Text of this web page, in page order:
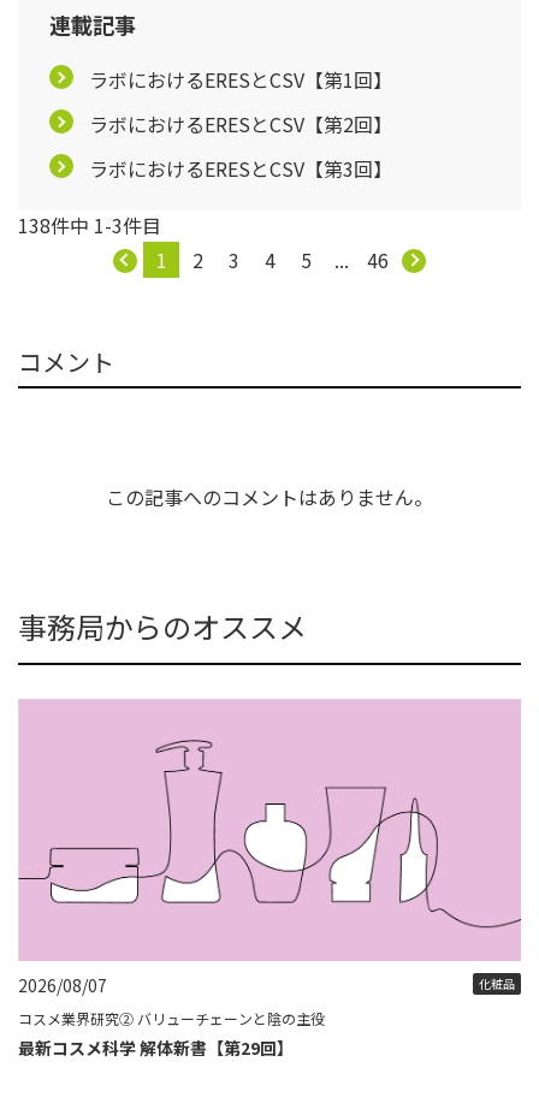
連載記事
ラボにおけるERESとCSV【第1回】
ラボにおけるERESとCSV【第2回】
ラボにおけるERESとCSV【第3回】
138件中 1-3件目
1
2 3 4 5 ... 46
コメント
この記事へのコメントはありません。
事務局からのオススメ
2026/08/07 化粧品
コスメ業界研究② バリューチェーンと陰の主役
最新コスメ科学 解体新書【第29回】